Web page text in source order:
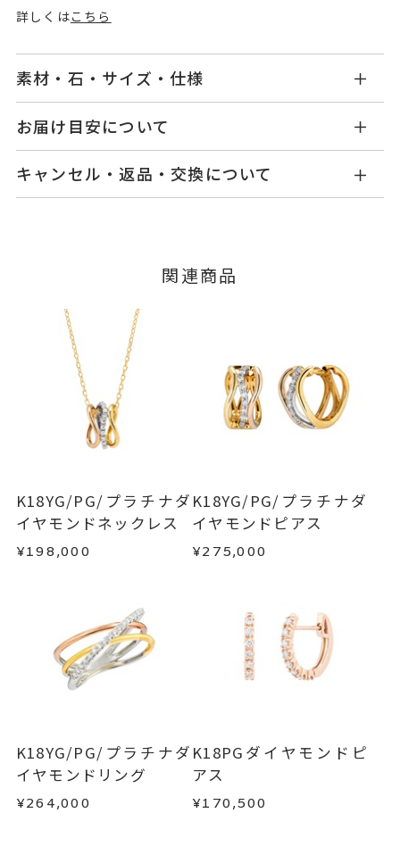
詳しくはこちら
素材・石・サイズ・仕様
品番
GL2403R001WD3C
素材
ピンクゴールド
#6～#16
※#16のみ22,000円(税込)の加算
料金を頂戴しております。
サイズ直し ±1まで可
リング幅 最大：約7.5mm/最
小：約2.5mm
カテゴリー
K18YG、
K18PG
、
プラチナ
お届け目安について
せ。
ご注文およびご入金確認後、以下の日程にて発送
■お届け目安が「3営業日以内に発送」の商品
例：金曜日17時までのご注文→翌週火曜日までに
発送いたします。
■お届け目安が「約1ヶ月半以内～」の商品
ご注文いただいてから在庫状況を確認いたしま
・在庫のご用意ができる場合： 約1週間～1ヶ月以
内を目安に発送いたします。
・受注生産となる場合： 商品ページに記載のある
※お急ぎの方はご注文前にお問い合わせくださ
い。事前に現在の納期状況を確認いたします。
お届け予定日はご注文から2営業日以内にメールに
キャンセル・返品・交換について
ージの購入履歴一覧よりご注文状況をご確認いた
ご注文状況が「注文済み」の場合に限り、キャ
ンセルを承ります。
メンバーシップ未登録のお客さまは、お問い合
わせフォームよりご連絡ください。
返品・交換以下の場合、商品の返品・交換・返金
は承りかねます。
・受注生産の商品
・お客さまのお手元で傷や汚れが発生した商品
・到着後ご連絡無く7日以上経過した商品
・刻印をお入れした商品
・過度な交換・返品を繰り返している場合
商品の品質には万全を期しておりますが、万が一
不良品の場合、またはご注文のお品と異なる場合
はお問い合わせフォームよりご連絡ください。
この場合の返送料は弊社にて負担いたしますの
で、着払いにてご返送ください。
詳細はこちら
関連商品
K18YG/PG/プラチナダ
イヤモンドネックレス
¥198,000
K18YG/PG/プラチナダ
イヤモンドピアス
¥275,000
K18YG/PG/プラチナダ
イヤモンドリング
¥264,000
K18PGダイヤモンドピ
アス
¥170,500